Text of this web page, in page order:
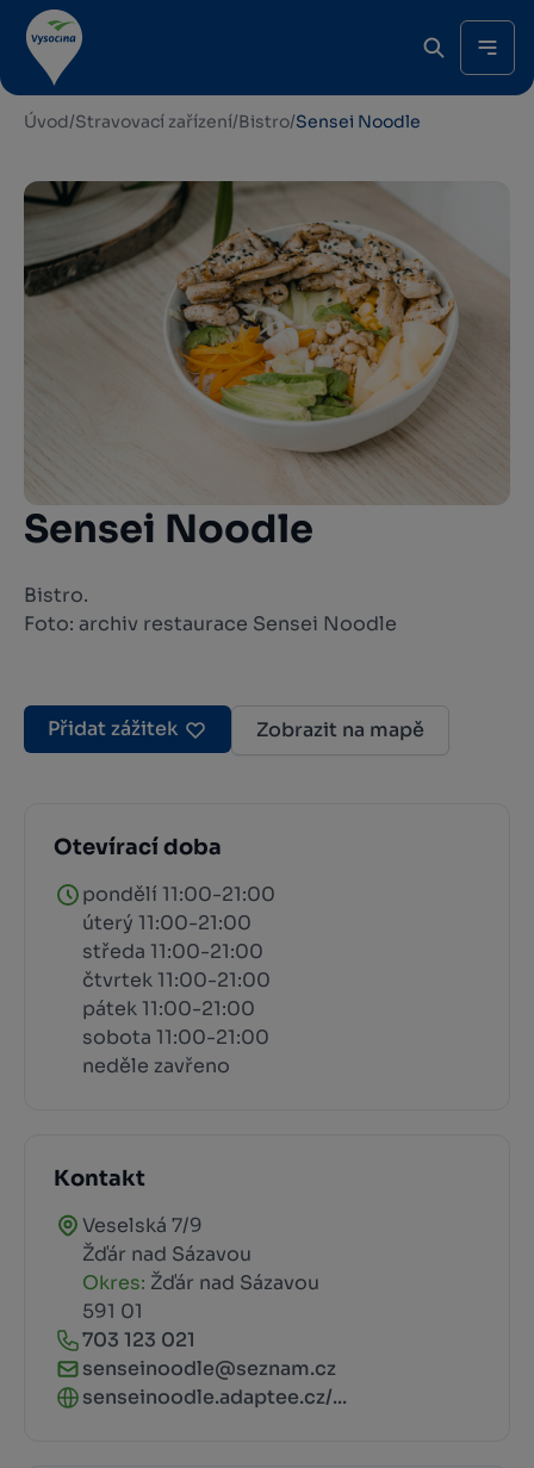
Úvod/Stravovací zařízení/Bistro/Sensei Noodle
Sensei Noodle
Bistro.
Foto: archiv restaurace Sensei Noodle
Přidat zážitek Zobrazit na mapě
Otevírací doba
pondělí 11:00-21:00
úterý 11:00-21:00
středa 11:00-21:00
čtvrtek 11:00-21:00
pátek 11:00-21:00
sobota 11:00-21:00
neděle zavřeno
Kontakt
Veselská 7/9
Žďár nad Sázavou
Okres: Žďár nad Sázavou
591 01
703 123 021
senseinoodle@seznam.cz
senseinoodle.adaptee.cz/...